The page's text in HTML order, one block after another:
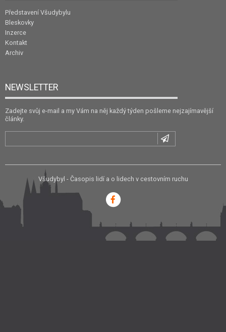
Představení Všudybylu
Bleskovky
Inzerce
Kontakt
Archiv
NEWSLETTER
Zadejte svůj e-mail a my Vám na něj každý týden pošleme nejzajímavější
články.
Všudybyl - Časopis lidí a o lidech v cestovním ruchu